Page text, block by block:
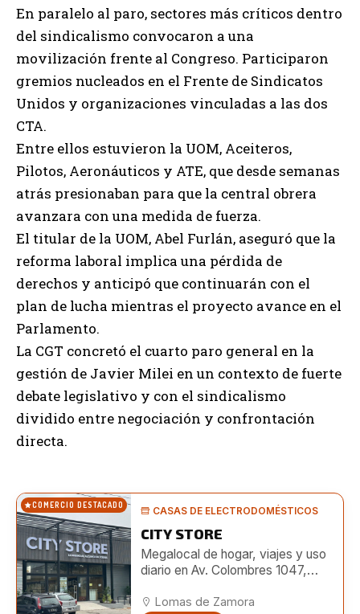
En paralelo al paro, sectores más críticos dentro
del sindicalismo convocaron a una
movilización frente al Congreso. Participaron
gremios nucleados en el Frente de Sindicatos
Unidos y organizaciones vinculadas a las dos
CTA.
Entre ellos estuvieron la UOM, Aceiteros,
Pilotos, Aeronáuticos y ATE, que desde semanas
atrás presionaban para que la central obrera
avanzara con una medida de fuerza.
El titular de la UOM, Abel Furlán, aseguró que la
reforma laboral implica una pérdida de
derechos y anticipó que continuarán con el
plan de lucha mientras el proyecto avance en el
Parlamento.
La CGT concretó el cuarto paro general en la
gestión de Javier Milei en un contexto de fuerte
debate legislativo y con el sindicalismo
dividido entre negociación y confrontación
directa.
COMERCIO DESTACADO CASAS DE ELECTRODOMÉSTICOS
CITY STORE
Megalocal de hogar, viajes y uso
diario en Av. Colombres 1047,
importación directa.
Lomas de Zamora